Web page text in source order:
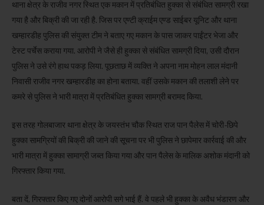
थाना क्षेत्र के राजीव नगर स्थित एक मकान में प्रतिबंधित हुक्का से संबंधित सामग्री रखा
गया है और बिक्री की जा रही है. जिस पर एण्टी क्राईम एण्ड साईबर यूनिट और थाना
खम्हारडीह पुलिस की संयुक्त टीम ने बताए गए मकान के पास जाकर पाईंटर भेजा और
टेस्ट पर्चेस कराया गया. आरोपी ने जैसे ही हुक्का से संबंधित सामग्री दिया, उसी दौरान
पुलिस ने उसे रंगे हाथ पकड़ लिया. पूछताछ में व्यक्ति ने अपना नाम मोहन लाल मंदानी
निवासी राजीव नगर खम्हारडीह का होना बताया. वहीं उसके मकान की तलाशी लेने पर
कमरे से पुलिस ने भारी मात्रा में प्रतिबंधित हुक्का सामग्री बरामद किया.
इस तरह गोलबाजार थाना क्षेत्र के जयस्तंभ चौक स्थित राज पान पैलेस में चोरी-छिपे
हुक्का सामग्रियों की बिक्री की जाने की सूचना पर भी पुलिस ने छापेमार कार्रवाई की और
भारी मात्रा में हुक्का सामाग्री जब्त किया गया और पान पैलेस के मालिक अशोक मंदानी को
गिरफ्तार किया गया.
बता दें, गिरफ्तार किए गए दोनों आरोपी सगे भाई हैं. वे पहले भी हुक्का के अवैध भंडारण और